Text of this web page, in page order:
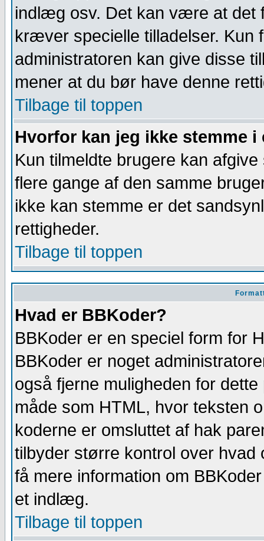
indlæg osv. Det kan være at det
kræver specielle tilladelser. Kun
administratoren kan give disse
mener at du bør have denne
Tilbage til toppen
Hvorfor kan jeg ikke stemme
Kun tilmeldte brugere kan
flere gange af den samme
ikke kan stemme er det
rettigheder.
Tilbage til toppen
Hvad er BBKoder?
BBKoder er en speciel form for
BBKoder er noget
også fjerne muligheden for
måde som HTML, hvor teksten
koderne er omsluttet af hak
tilbyder større kontrol over
få mere information om
et indlæg.
Tilbage til toppen